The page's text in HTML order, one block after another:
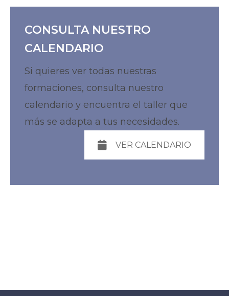
CONSULTA NUESTRO
CALENDARIO
Si quieres ver todas nuestras
formaciones, consulta nuestro
calendario y encuentra el taller que
más se adapta a tus necesidades.
VER CALENDARIO